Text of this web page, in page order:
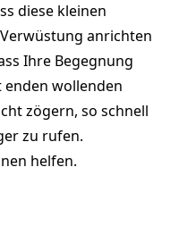
diese kleinen
anrichten
Ihre Begegnung
wollenden
zögern, so schnell
zu rufen.
helfen.